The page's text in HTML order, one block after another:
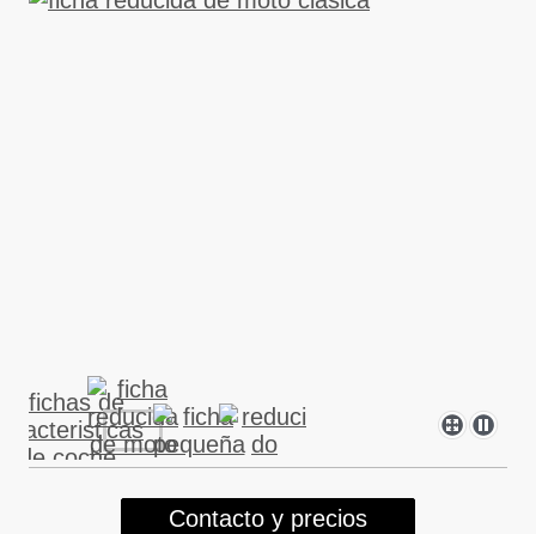
Contacto y precios